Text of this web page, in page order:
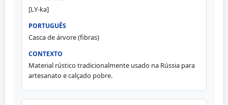
[LY-ka]
Casca de árvore (fibras)
Material rústico tradicionalmente usado na Rússia para
artesanato e calçado pobre.